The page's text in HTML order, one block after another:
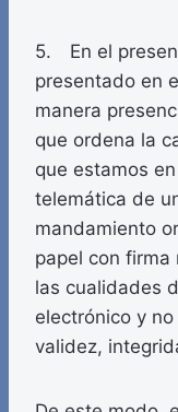
5. En el
presentado en
manera
que ordena la
que estamos
telemática de
mandamiento
papel con firma
las cualidades
electrónico y
validez,